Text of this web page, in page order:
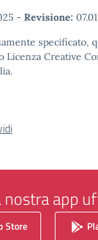
- Revisione:
specificato,
Licenza Creative
nostra app
Store